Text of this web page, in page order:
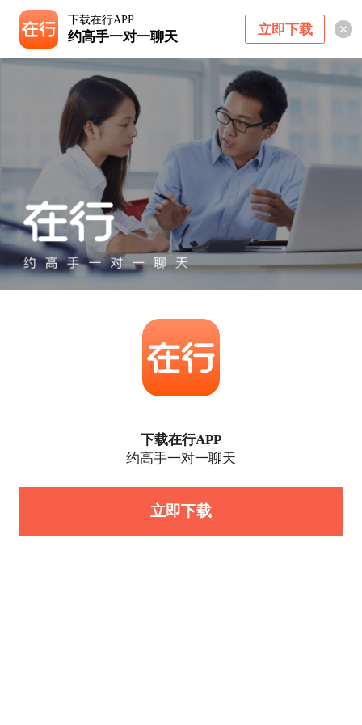
下载在行APP
约高手一对一聊天 立即下载
下载在行APP
约高手一对一聊天
立即下载